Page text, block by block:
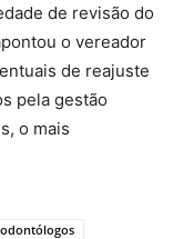
de revisão do
o vereador
de reajuste
pela gestão
o mais
odontólogos